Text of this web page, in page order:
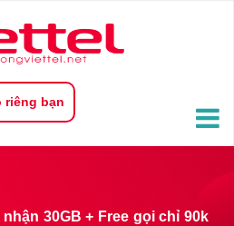
nhận 30GB + Free gọi chỉ 90k
riêng bạn
30GB + Free gọi chỉ 90k